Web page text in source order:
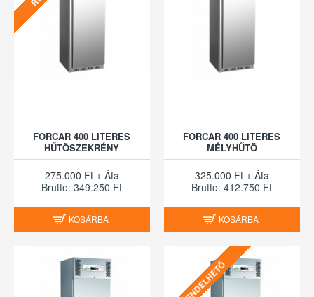
FORCAR 400 LITERES
HŰTÖSZEKRÉNY
275.000 Ft + Áfa
Brutto: 349.250 Ft
KOSÁRBA
FORCAR 400 LITERES
MÉLYHŰTÖ
325.000 Ft + Áfa
Brutto: 412.750 Ft
KOSÁRBA
RENDELHETŐ